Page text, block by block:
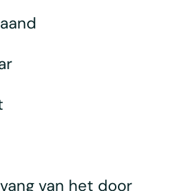
van het door